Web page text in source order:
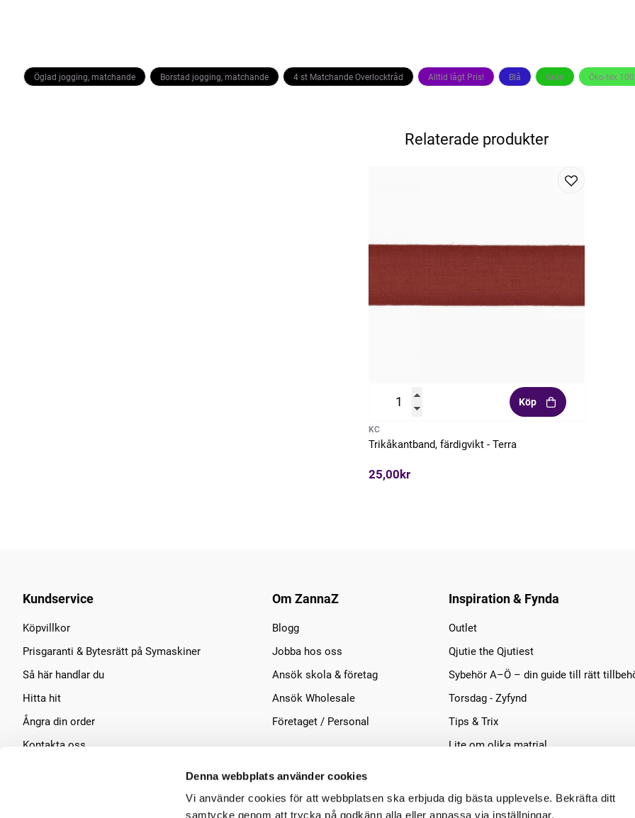
Denna webbplats använder cookies
Vi använder cookies för att webbplatsen ska erbjuda dig bästa upplevelse. Bekräfta ditt
samtycke genom att trycka på godkänn alla eller anpassa via inställningar.
Öglad jogging, matchande Borstad jogging, matchande 4 st Matchande Overlocktråd Alltid lågt Pris! Blå Grön Öko-tex 100
Relaterade produkter
Köp
KC
Trikåkantband, färdigvikt - Terra
25,00kr
Kundservice
Köpvillkor
Prisgaranti & Bytesrätt på Symaskiner
Så här handlar du
Hitta hit
Ångra din order
Kontakta oss
Om ZannaZ
Blogg
Jobba hos oss
Ansök skola & företag
Ansök Wholesale
Företaget / Personal
Inspiration & Fynda
Outlet
Qjutie the Qjutiest
Sybehör A–Ö – din guide till rätt
Torsdag - Zyfynd
Tips & Trix
Lite om olika matrial